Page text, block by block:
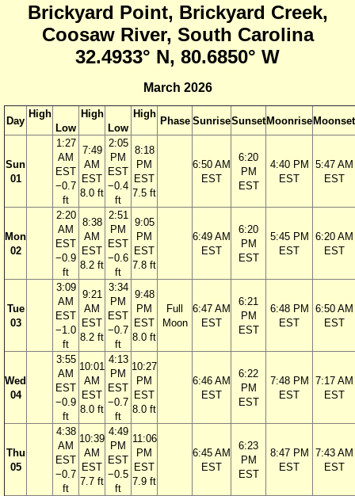
Brickyard Point, Brickyard Creek,
Coosaw River, South Carolina
32.4933° N, 80.6850° W
March 2026
Day
High
Low
High
Low
High
Phase SunriseSunset Moonrise Moonset
Sun
01
1:27
AM
EST
−0.7
ft
7:49
AM
EST
8.0 ft
2:05
PM
EST
−0.4
ft
8:18
PM
EST
7.5 ft
6:50 AM
EST
6:20
PM
EST
4:40 PM
EST
5:47 AM
EST
Mon
02
2:20
AM
EST
−0.9
ft
8:38
AM
EST
8.2 ft
2:51
PM
EST
−0.6
ft
9:05
PM
EST
7.8 ft
6:49 AM
EST
6:20
PM
EST
5:45 PM
EST
6:20 AM
EST
Tue
03
3:09
AM
EST
−1.0
ft
9:21
AM
EST
8.2 ft
3:34
PM
EST
−0.7
ft
9:48
PM
EST
8.0 ft
Full
Moon
6:47 AM
EST
6:21
PM
EST
6:48 PM
EST
6:50 AM
EST
Wed
04
3:55
AM
EST
−0.9
ft
10:01
AM
EST
8.0 ft
4:13
PM
EST
−0.7
ft
10:27
PM
EST
8.0 ft
6:46 AM
EST
6:22
PM
EST
7:48 PM
EST
7:17 AM
EST
Thu
05
4:38
AM
EST
−0.7
ft
10:39
AM
EST
7.7 ft
4:49
PM
EST
−0.5
ft
11:06
PM
EST
7.9 ft
6:45 AM
EST
6:23
PM
EST
8:47 PM
EST
7:43 AM
EST